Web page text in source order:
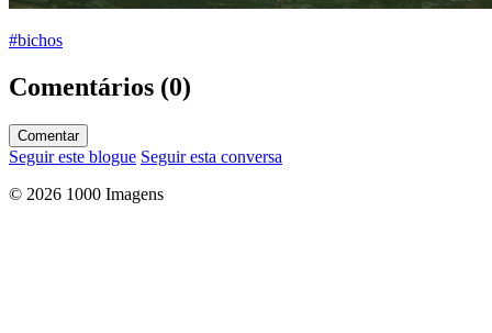
#bichos
Comentários (0)
Comentar
Seguir este blogue Seguir esta conversa
© 2026 1000 Imagens